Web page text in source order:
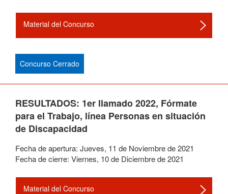
Material del Concurso
Concurso Cerrado
RESULTADOS: 1er llamado 2022, Fórmate
para el Trabajo, línea Personas en situación
de Discapacidad
Fecha de apertura: Jueves, 11 de Noviembrede2021
Fecha de cierre: Viernes, 10de Diciembrede2021
Material del Concurso